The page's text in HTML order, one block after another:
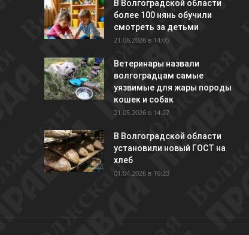
В Волгоградской области
более 100 нянь обучили
смотреть за детьми
21.06.2026 в 14:05
Ветеринары назвали
волгоградцам самые
уязвимые для жары породы
кошек и собак
21.05.2026 в 14:27
В Волгоградской области
установили новый ГОСТ на
хлеб
01.04.2026 в 16:23